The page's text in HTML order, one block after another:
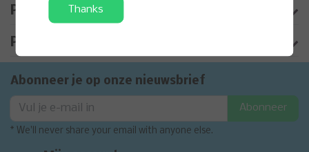
Productomschrijving
Product informatie
Abonneer je op onze nieuwsbrief
Abonneer
* We'll never share your email with anyone else.
Thanks